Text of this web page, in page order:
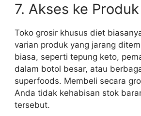
7. Akses ke
Toko grosir khusus diet
varian produk yang jarang
biasa, seperti tepung keto,
dalam botol besar, atau
superfoods. Membeli secara
Anda tidak kehabisan stok
tersebut.